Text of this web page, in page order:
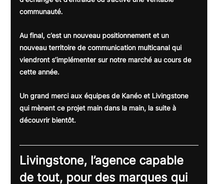
communauté.
Au final, c’est un nouveau positionnement et un
nouveau territoire de communication multicanal qui
viendront s’implémenter sur notre marché au cours de
cette année.
Un grand merci aux équipes de Kanéo et Livingstone
qui mènent ce projet main dans la main, la suite à
découvrir bientôt.
Livingstone, l’agence capable
de tout, pour des marques qui